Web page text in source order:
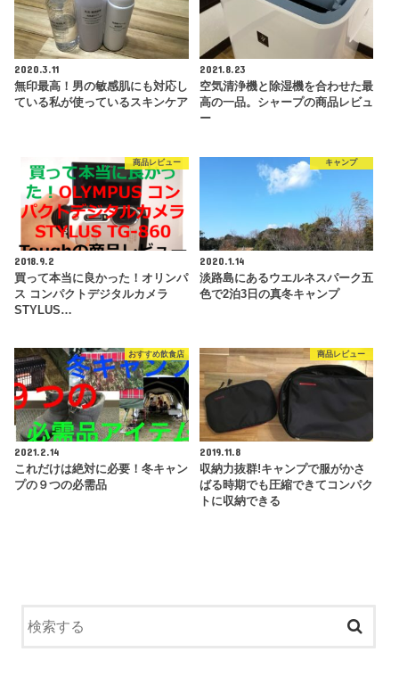
2020.3.11
無印最高！男の敏感肌にも対応し
ている私が使っているスキンケア
2021.8.23
空気清浄機と除湿機を合わせた最
高の一品。シャープの商品レビュ
ー
商品レビュー
2018.9.2
買って本当に良かった！オリンパ
ス コンパクトデジタルカメラ
STYLUS…
キャンプ
2020.1.14
淡路島にあるウエルネスパーク五
色で2泊3日の真冬キャンプ
おすすめ飲食店
2021.2.14
これだけは絶対に必要！冬キャン
プの９つの必需品
商品レビュー
2019.11.8
収納力抜群!キャンプで服がかさ
ばる時期でも圧縮できてコンパク
トに収納できる